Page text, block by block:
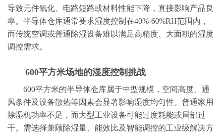
导致元件氧化、电路短路或材料性能下降，直接影响产品良
率。半导体仓库通常要求湿度控制在40%-60%RH范围内，
而传统空调或普通除湿设备难以满足高精度、大面积的湿度
调控需求。
600平方米场地的湿度控制挑战
600平方米的半导体仓库属于中型规模，空间高度、通
风条件及设备散热等因素会显著影响湿度均匀性。普通家用
除湿机功率不足，而大型工业设备可能过度耗能或局部过
干。需选择兼顾除湿量、能效比及智能调控的工业级解决方